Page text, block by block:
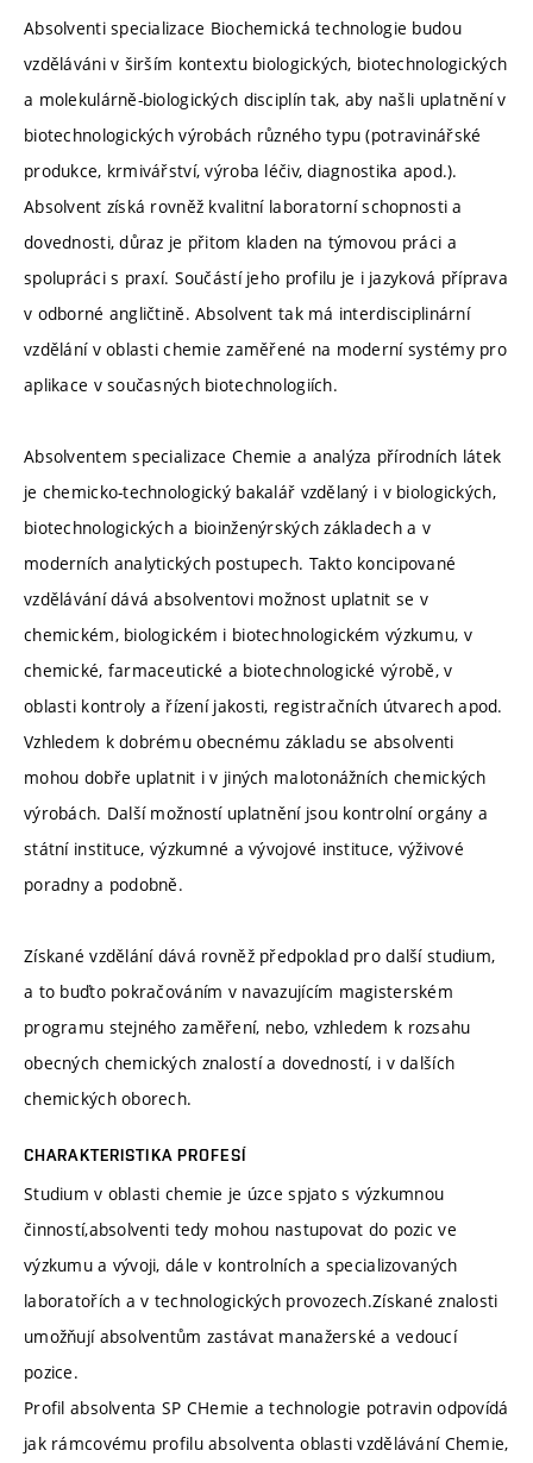
Absolventi specializace Biochemická technologie budou
vzděláváni v širším kontextu biologických, biotechnologických
a molekulárně-biologických disciplín tak, aby našli uplatnění v
biotechnologických výrobách různého typu (potravinářské
produkce, krmivářství, výroba léčiv, diagnostika apod.).
Absolvent získá rovněž kvalitní laboratorní schopnosti a
dovednosti, důraz je přitom kladen na týmovou práci a
spolupráci s praxí. Součástí jeho profilu je i jazyková příprava
v odborné angličtině. Absolvent tak má interdisciplinární
vzdělání v oblasti chemie zaměřené na moderní systémy pro
aplikace v současných biotechnologiích.
Absolventem specializace Chemie a analýza přírodních látek
je chemicko-technologický bakalář vzdělaný i v biologických,
biotechnologických a bioinženýrských základech a v
moderních analytických postupech. Takto koncipované
vzdělávání dává absolventovi možnost uplatnit se v
chemickém, biologickém i biotechnologickém výzkumu, v
chemické, farmaceutické a biotechnologické výrobě, v
oblasti kontroly a řízení jakosti, registračních útvarech apod.
Vzhledem k dobrému obecnému základu se absolventi
mohou dobře uplatnit i v jiných malotonážních chemických
výrobách. Další možností uplatnění jsou kontrolní orgány a
státní instituce, výzkumné a vývojové instituce, výživové
poradny a podobně.
Získané vzdělání dává rovněž předpoklad pro další studium,
a to buďto pokračováním v navazujícím magisterském
programu stejného zaměření, nebo, vzhledem k rozsahu
obecných chemických znalostí a dovedností, i v dalších
chemických oborech.
CHARAKTERISTIKA PROFESÍ
Studium v oblasti chemie je úzce spjato s výzkumnou
činností,absolventi tedy mohou nastupovat do pozic ve
výzkumu a vývoji, dále v kontrolních a specializovaných
laboratořích a v technologických provozech.Získané znalosti
umožňují absolventům zastávat manažerské a vedoucí
pozice.
Profil absolventa SP CHemie a technologie potravin odpovídá
jak rámcovému profilu absolventa oblasti vzdělávání Chemie,